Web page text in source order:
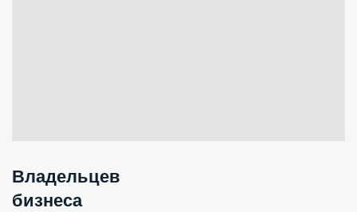
Владельцев
бизнеса